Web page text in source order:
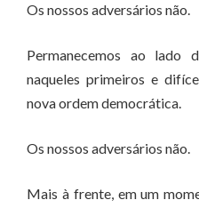
Os nossos adversários não.
Permanecemos ao lado
naqueles primeiros e
nova ordem democrática.
Os nossos adversários não.
Mais à frente, em um